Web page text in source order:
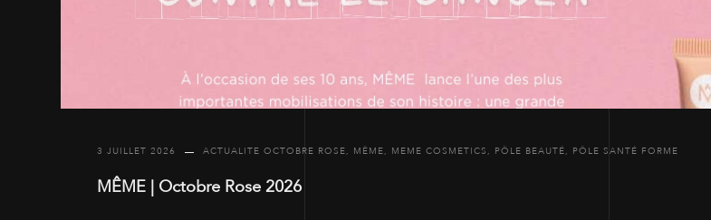
3 JUILLET 2026 ACTUALITE OCTOBRE ROSE, MÊME, MEME COSMETICS, PÔLE BEAUTÉ, PÔLE SANTÉ FORME
MÊME | Octobre Rose 2026